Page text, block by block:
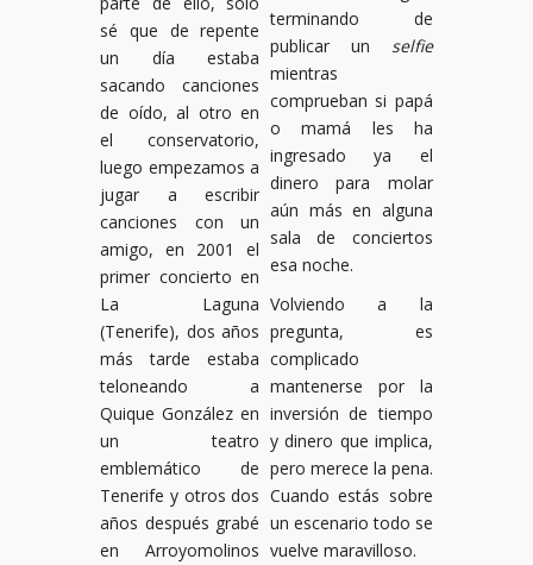
sé que de repente
un día estaba
sacando canciones
de oído, al otro en
el conservatorio,
luego empezamos a
jugar a escribir
canciones con un
amigo, en 2001 el
primer concierto en
La Laguna
(Tenerife), dos años
más tarde estaba
teloneando a
Quique González en
un teatro
emblemático de
Tenerife y otros dos
años después grabé
en Arroyomolinos
terminando de
publicar un selfie
mientras
comprueban si papá
o mamá les ha
ingresado ya el
dinero para molar
aún más en alguna
sala de conciertos
esa noche.
Volviendo a la
pregunta, es
complicado
mantenerse por la
inversión de tiempo
y dinero que implica,
pero merece la pena.
Cuando estás sobre
un escenario todo se
vuelve maravilloso.